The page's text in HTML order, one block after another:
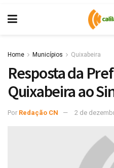
Home Municípios Quixabeira
Resposta da
Quixabeira ao
Por Redação CN 2 de